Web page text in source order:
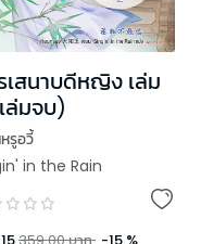
เสนาบดีหญิง เล่ม
ล่มจบ)
รูอวี้
in the Rain
359.00บาท -15 %